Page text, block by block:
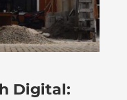
Digital: